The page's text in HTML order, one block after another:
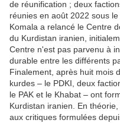
de réunification ; deux
réunies en août 2022 sous
Komala a relancé le Centre
du Kurdistan iranien,
Centre n'est pas parvenu à
durable entre les différents
Finalement, après huit mois
kurdes – le PDKI, deux
le PAK et le Khabat – ont
Kurdistan iranien. En
aux critiques formulées